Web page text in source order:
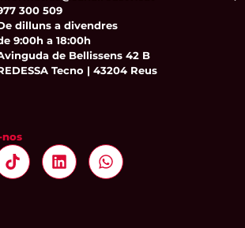
300 509
dilluns a divendres
9:00h a 18:00h
de Bellissens 42 B
Tecno | 43204 Reus
nos